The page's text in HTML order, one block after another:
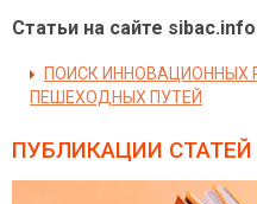
Статьи на сайте sibac.info
ПОИСК ИННОВАЦИОННЫХ
ПЕШЕХОДНЫХ ПУТЕЙ
ПУБЛИКАЦИИ СТАТЕЙ